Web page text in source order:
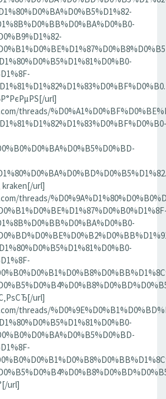
url]
threads/
kraken[/url]
threads/
url]
threads/
url]